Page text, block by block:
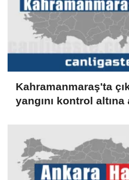
Kahramanmaraş'ta
yangını kontrol altına